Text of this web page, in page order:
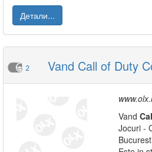
Детали...
2 Vand Call of Duty
Vand
Jocuri -